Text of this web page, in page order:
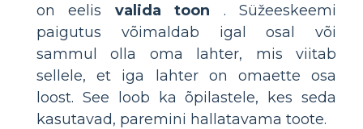
on eelis valida toon . Süžeeskeemi
paigutus võimaldab igal osal või
sammul olla oma lahter, mis viitab
sellele, et iga lahter on omaette osa
loost. See loob ka õpilastele, kes seda
kasutavad, paremini hallatavama toote.